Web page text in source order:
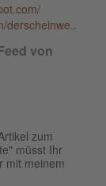
derscheinwe..
von
zum
müsst Ihr
mit meinem